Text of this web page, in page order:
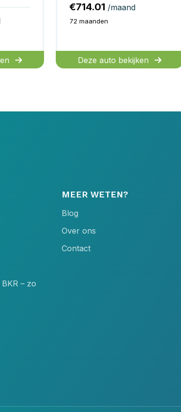
€714.01 /maand
72 maanden
Deze auto bekijken
– zo
MEER WETEN?
Blog
Over ons
Contact